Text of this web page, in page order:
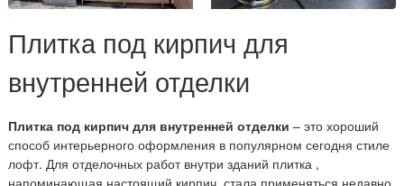
Плитка под кирпич для
внутренней отделки
Плитка под кирпич для внутренней отделки – это хороший
способ интерьерного оформления в популярном сегодня стиле
лофт. Для отделочных работ внутри зданий плитка ,
напоминающая настоящий кирпич, стала применяться недавно,